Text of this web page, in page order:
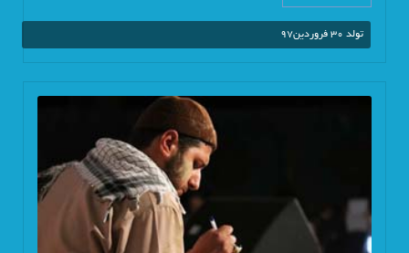
تولد 30 فروردین97